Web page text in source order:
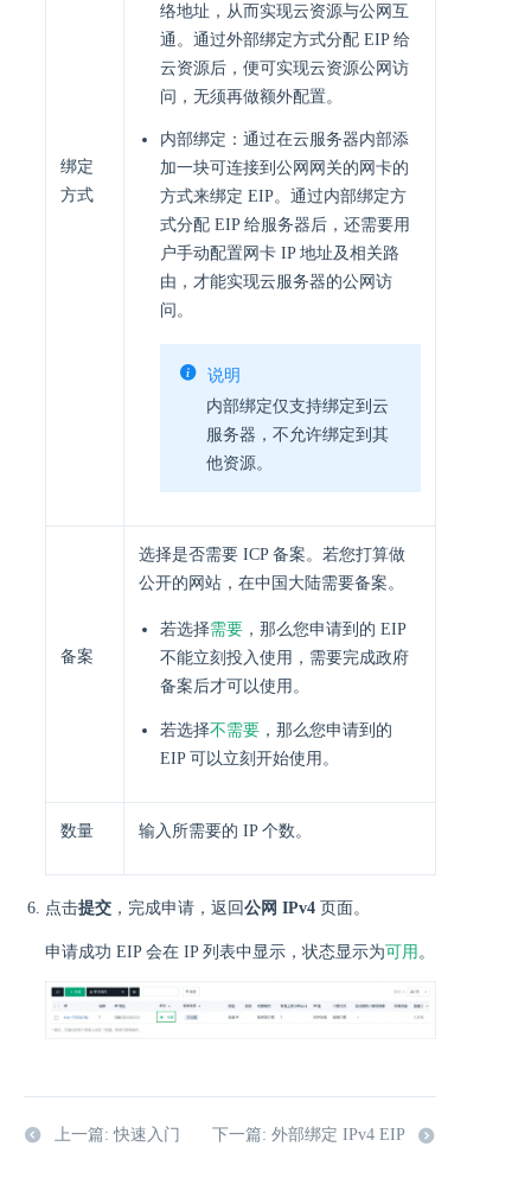
绑定
方式
络地址，从而实现云资源与公网互
通。通过外部绑定方式分配 EIP 给
云资源后，便可实现云资源公网访
问，无须再做额外配置。
内部绑定：通过在云服务器内部添
加一块可连接到公网网关的网卡的
方式来绑定 EIP。通过内部绑定方
式分配 EIP 给服务器后，还需要用
户手动配置网卡 IP 地址及相关路
由，才能实现云服务器的公网访
问。
说明
内部绑定仅支持绑定到云
服务器，不允许绑定到其
他资源。
备案
选择是否需要 ICP 备案。若您打算做
公开的网站，在中国大陆需要备案。
若选择需要 ，那么您申请到的 EIP
不能立刻投入使用，需要完成政府
备案后才可以使用。
若选择不需要 ，那么您申请到的
EIP 可以立刻开始使用。
数量 输入所需要的 IP 个数。
点击提交 ，完成申请，返回公网 IPv4 页面。
申请成功 EIP 会在 IP 列表中显示，状态显示为可用 。
上一篇: 快速入门 下一篇: 外部绑定 IPv4 EIP